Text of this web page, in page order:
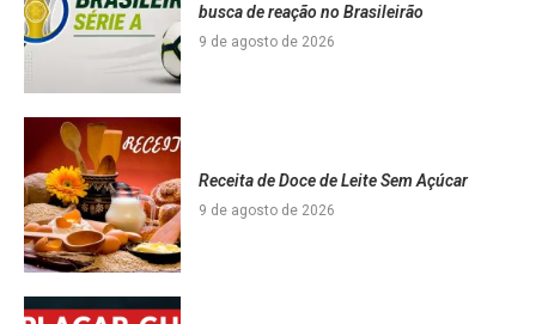
busca de reação no Brasileirão
9 de agosto de 2026
Receita de Doce de Leite Sem Açúcar
9 de agosto de 2026